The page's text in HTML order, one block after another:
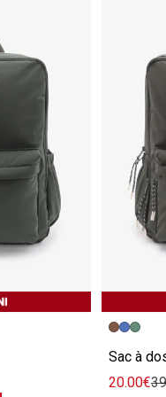
Image
Image
Sac à
20.00€